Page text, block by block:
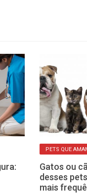
PETS QUE
Gatos ou
desses
mais